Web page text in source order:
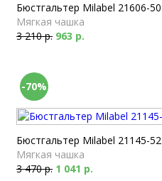
Бюстгальтер Milabel 21606-50
Мягкая чашка
3 210 р. 963 р.
-70%
Бюстгальтер Milabel 21145-52
Мягкая чашка
3 470 р. 1 041 р.